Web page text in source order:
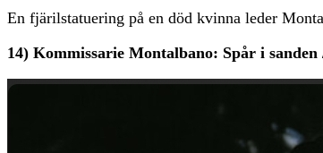
En fjärilstatuering på en död kvinna leder
14) Kommissarie Montalbano: Spår i